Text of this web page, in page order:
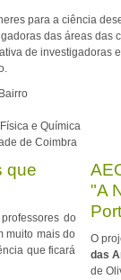
para a ciência
das áreas
de investigadoras
e Química
de Coimbra
que
do
muito mais do
que ficará
"A
O
das
de